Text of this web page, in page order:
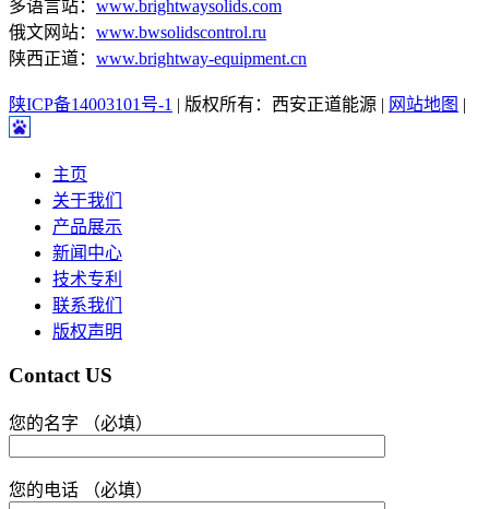
多语言站： www.brightwaysolids.com
俄文网站： www.bwsolidscontrol.ru
陕西正道： www.brightway-equipment.cn
陕ICP备14003101号-1 | 版权所有：西安正道能源 | 网站地图 |
主页
关于我们
产品展示
新闻中心
技术专利
联系我们
版权声明
Contact US
您的名字 （必填）
您的电话 （必填）